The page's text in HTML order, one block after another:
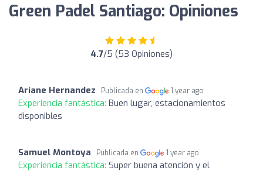
Green Padel Santiago: Opiniones
4.7/5 (53 Opiniones)
Ariane Hernandez Publicada en 1 year ago
Experiencia fantástica: Buen lugar, estacionamientos
disponibles
Samuel Montoya Publicada en 1 year ago
Experiencia fantástica: Super buena atención y el